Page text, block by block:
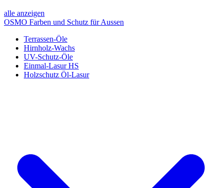
alle anzeigen
OSMO Farben und Schutz für Aussen
Terrassen-Öle
Hirnholz-Wachs
UV-Schutz-Öle
Einmal-Lasur HS
Holzschutz Öl-Lasur